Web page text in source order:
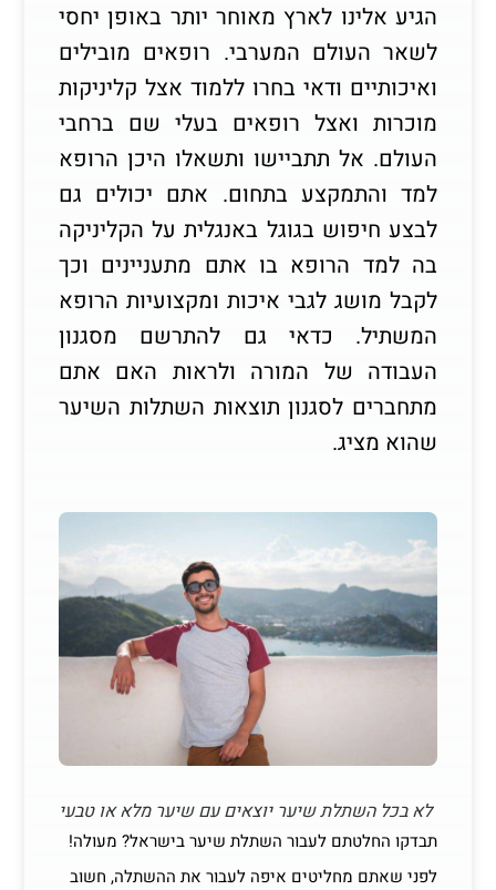
הגיע אלינו לארץ מאוחר יותר באופן יחסי
לשאר העולם המערבי. רופאים מובילים
ואיכותיים ודאי בחרו ללמוד אצל קליניקות
מוכרות ואצל רופאים בעלי שם ברחבי
העולם. אל תתביישו ותשאלו היכן הרופא
למד והתמקצע בתחום. אתם יכולים גם
לבצע חיפוש בגוגל באנגלית על הקליניקה
בה למד הרופא בו אתם מתעניינים וכך
לקבל מושג לגבי איכות ומקצועיות הרופא
המשתיל. כדאי גם להתרשם מסגנון
העבודה של המורה ולראות האם אתם
מתחברים לסגנון תוצאות השתלות השיער
שהוא מציג.
לא בכל השתלת שיער יוצאים עם שיער מלא או טבעי
תבדקו החלטתם לעבור השתלת שיער בישראל? מעולה!
לפני שאתם מחליטים איפה לעבור את ההשתלה, חשוב